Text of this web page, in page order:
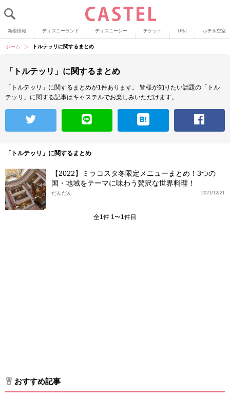
新着情報 ディズニーランド ディズニーシー チケット USJ ホテル空室
ホーム トルテッリに関するまとめ
「トルテッリ」に関するまとめ
「トルテッリ」に関するまとめが1件あります。
皆様が知りたい話題の「トル
テッリ」に関する記事はキャステルでお楽しみいただけます。
「トルテッリ」に関するまとめ
【2022】ミラコスタ冬限定メニューまとめ！3つの
国・地域をテーマに味わう贅沢な世界料理！
2021/12/21
だんだん
全1件 1〜1件目
おすすめ記事